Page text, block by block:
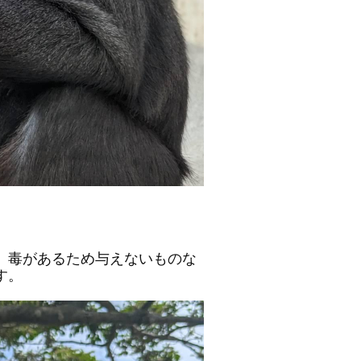
毒があるため与えないものな